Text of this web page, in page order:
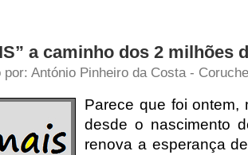
a caminho dos 2 milhões
por: António Pinheiro da Costa -
Parece que foi
desde o nascimento
renova a esperança